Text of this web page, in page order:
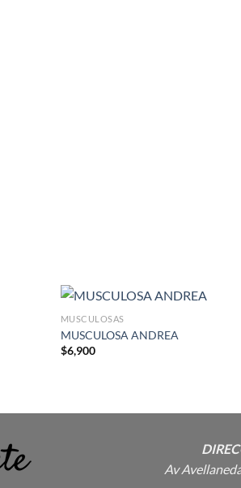
MUSCULOSAS
MUSCULOSA ANDREA
$6,900
Av